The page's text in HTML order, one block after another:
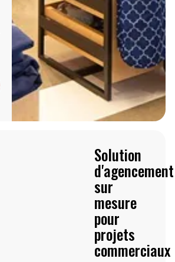
Solution
d'agencement
sur
mesure
pour
projets
commerciaux